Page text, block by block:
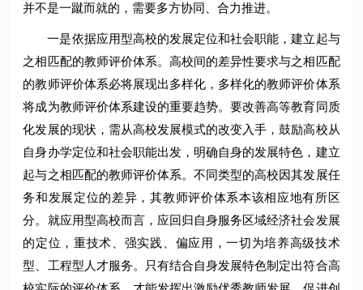
并不是一蹴而就的，需要多方协同、合力推进。
一是依据应用型高校的发展定位和社会职能，建立起与
之相匹配的教师评价体系。高校间的差异性要求与之相匹配
的教师评价体系必将展现出多样化，多样化的教师评价体系
将成为教师评价体系建设的重要趋势。要改善高等教育同质
化发展的现状，需从高校发展模式的改变入手，鼓励高校从
自身办学定位和社会职能出发，明确自身的发展特色，建立
起与之相匹配的教师评价体系。不同类型的高校因其发展任
务和发展定位的差异，其教师评价体系本该相应地有所区
分。就应用型高校而言，应回归自身服务区域经济社会发展
的定位，重技术、强实践、偏应用，一切为培养高级技术
型、工程型人才服务。只有结合自身发展特色制定出符合高